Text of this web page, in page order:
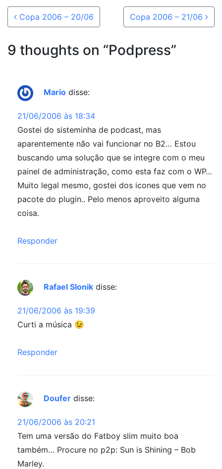
Post navigation
Copa 2006 – 20/06 Copa 2006 – 21/06
9 thoughts on “Podpress”
Mario disse:
21/06/2006 às 18:34
Gostei do sisteminha de podcast, mas
aparentemente não vai funcionar no B2… Estou
buscando uma solução que se integre com o meu
painel de administração, como esta faz com o WP…
Muito legal mesmo, gostei dos icones que vem no
pacote do plugin.. Pelo menos aproveito alguma
coisa.
Responder
Rafael Slonik disse:
21/06/2006 às 19:39
Curti a música 😉
Responder
Doufer disse:
21/06/2006 às 20:21
Tem uma versão do Fatboy slim muito boa
também… Procure no p2p: Sun is Shining – Bob
Marley.